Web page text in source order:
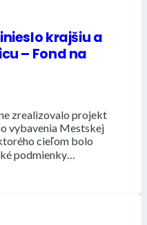
krajšiu a
– Fond na
zrealizovalo projekt
vybavenia Mestskej
cieľom bolo
podmienky…